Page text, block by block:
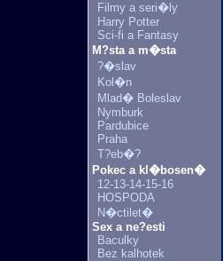
Filmy a seri�ly
Harry Potter
Sci-fi a Fantasy
M?sta a m�sta
?�slav
Kol�n
Mlad� Boleslav
Nymburk
Pardubice
Praha
T?eb�?
Pokec a kl�bosen�
12-13-14-15-16
HOSPODA
N�ctilet�
Sex a ne?esti
Baculky
Bez kalhotek